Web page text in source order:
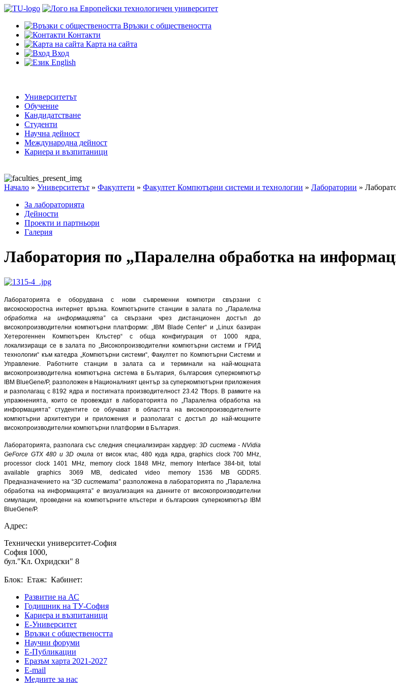
Връзки с обществеността
Контакти
Карта на сайта
Вход
English
Университетът
Обучение
Кандидатстване
Студенти
Научна дейност
Международна дейност
Кариера и възпитаници
Начало » Университетът » Факултети » Факултет Компютърни системи и технологии » Лаборатории »
За лабораторията
Дейности
Проекти и партньори
Галерия
Лаборатория по „Паралелна обработка на
Лабораторията е оборудвана с нови съвременни компютри свързани с
високоскоростна интернет връзка. Компютърните станции в залата по „Паралелна
обработка на информацията”са свързани чрез дистанционен достъп до
високопроизводителни компютърни платформи: „IBM Blade Center“ и „Linux базиран
Хетерогеннен Компютърен Клъстер“ с обща конфигурация от 1000 ядра,
локализиращи се в залата по „Високопроизводителни компютърни системи и ГРИД
технологии“ към катедра „Компютърни системи“, Факултет по Компютърни Системи и
Управление. Работните станции в залата са и терминали на най-мощната
високопроизводителна компютърна система в България, българския суперкомпютър
IBM BlueGene/P, разположен в Националният център за суперкомпютърни приложения
и разполагащ с 8192 ядра и постигната производителност 23.42 Tflops. В рамките на
упражненията, които се провеждат в лабораторията по „Паралелна обработка на
информацията” студентите се обучават в областта на високопроизводителните
компютърни архитектури и приложения и разполагат с достъп до най-мощните
високопроизводителни компютърни платформи в България.
Лабораторията, разполага със следния специализиран хардуер:3D система -NVidia
GeForce GTX 480 и 3D очила от висок клас,480 куда ядра, graphics clock 700 MHz,
processor clock 1401 MHz, memory clock 1848 MHz, memory Interface 384-bit, total
available graphics 3069 MB, dedicated video memory 1536 MB GDDR5.
Предназначението на “3Dсистемата”разположена в лабораторията по „Паралелна
обработка на информацията” е визуализация на данните от високопроизводителни
симулации, проведени на компютърните клъстери и българския суперкомпютър IBM
BlueGene/P.
Адрес:
Технически университет-София
София 1000,
бул."Кл. Охридски" 8
Блок: Етаж: Кабинет:
Развитие на АС
Годишник на ТУ-София
Кариера и възпитаници
Е-Университет
Връзки с обществеността
Научни форуми
Е-Публикации
Еразъм харта 2021-2027
E-mail
Медиите за нас